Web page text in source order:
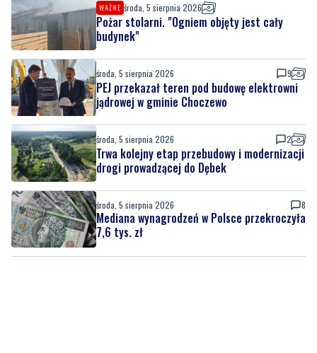
WAŻNE środa, 5 sierpnia 2026
Pożar stolarni. "Ogniem objęty jest cały
budynek"
środa, 5 sierpnia 2026 9
PEJ przekazał teren pod budowę elektrowni
jądrowej w gminie Choczewo
środa, 5 sierpnia 2026 2
Trwa kolejny etap przebudowy i modernizacji
drogi prowadzącej do Dębek
środa, 5 sierpnia 2026 8
Mediana wynagrodzeń w Polsce przekroczyła
7,6 tys. zł